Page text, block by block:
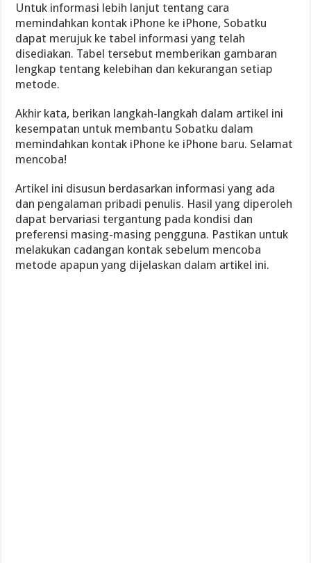
Untuk informasi lebih lanjut tentang cara
memindahkan kontak iPhone ke iPhone, Sobatku
dapat merujuk ke tabel informasi yang telah
disediakan. Tabel tersebut memberikan gambaran
lengkap tentang kelebihan dan kekurangan setiap
metode.
Akhir kata, berikan langkah-langkah dalam artikel ini
kesempatan untuk membantu Sobatku dalam
memindahkan kontak iPhone ke iPhone baru. Selamat
mencoba!
Artikel ini disusun berdasarkan informasi yang ada
dan pengalaman pribadi penulis. Hasil yang diperoleh
dapat bervariasi tergantung pada kondisi dan
preferensi masing-masing pengguna. Pastikan untuk
melakukan cadangan kontak sebelum mencoba
metode apapun yang dijelaskan dalam artikel ini.